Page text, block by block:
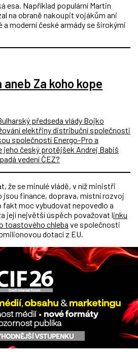
esa. Například populární Martin
na obraně nakoupit vojákům ani
a moderní české armády se širokými
Za koho kope
že se minulé vládě, v níž ministři
jsou finance, doprava, místní rozvoj
moc vybudovat nepovedlo a
její největší úspěch považovat linku
toastového chleba ve společnosti
dotací z EU.